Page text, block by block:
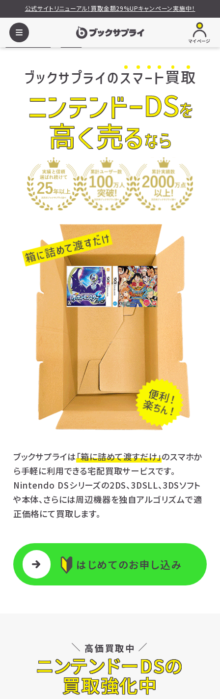
公式サイトリニューアル！買取金額29%UPキャンペーン実施中！
マイページ
ブックサプライ
ブックサプライの ス マー ト買取
ニンテンドーDSを
高く売るなら
ブックサプライは「箱に詰めて渡すだけ」のスマホか
ら手軽に利用できる宅配買取サービスです。
Nintendo DSシリーズの2DS、3DSLL、3DSソフト
や本体、さらには周辺機器を独自アルゴリズムで適
正価格にて買取します。
はじめてのお申し込み
高価買取中
ニンテンドーDSの
買取強化中